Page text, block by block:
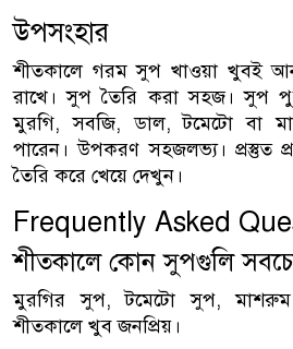
উপসংহার
শীতকালে গরম সুপ খাওয়া খুবই
রাখে। সুপ তৈরি করা সহজ। সুপ
মুরগি, সবজি, ডাল, টমেটো বা
পারেন। উপকরণ সহজলভ্য। প্রস্তুত
তৈরি করে খেয়ে দেখুন।
Frequently Asked
শীতকালে কোন সুপগুলি
মুরগির সুপ, টমেটো সুপ,
শীতকালে খুব জনপ্রিয়।